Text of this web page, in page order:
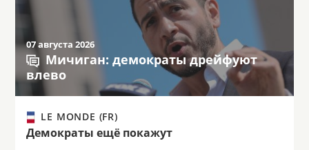
07 августа 2026
Мичиган: демократы дрейфуют
влево
LE MONDE (FR)
Демократы ещё покажут